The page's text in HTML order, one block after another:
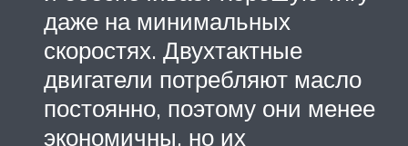
даже на минимальных
скоростях. Двухтактные
двигатели потребляют масло
постоянно, поэтому они менее
экономичны, но их